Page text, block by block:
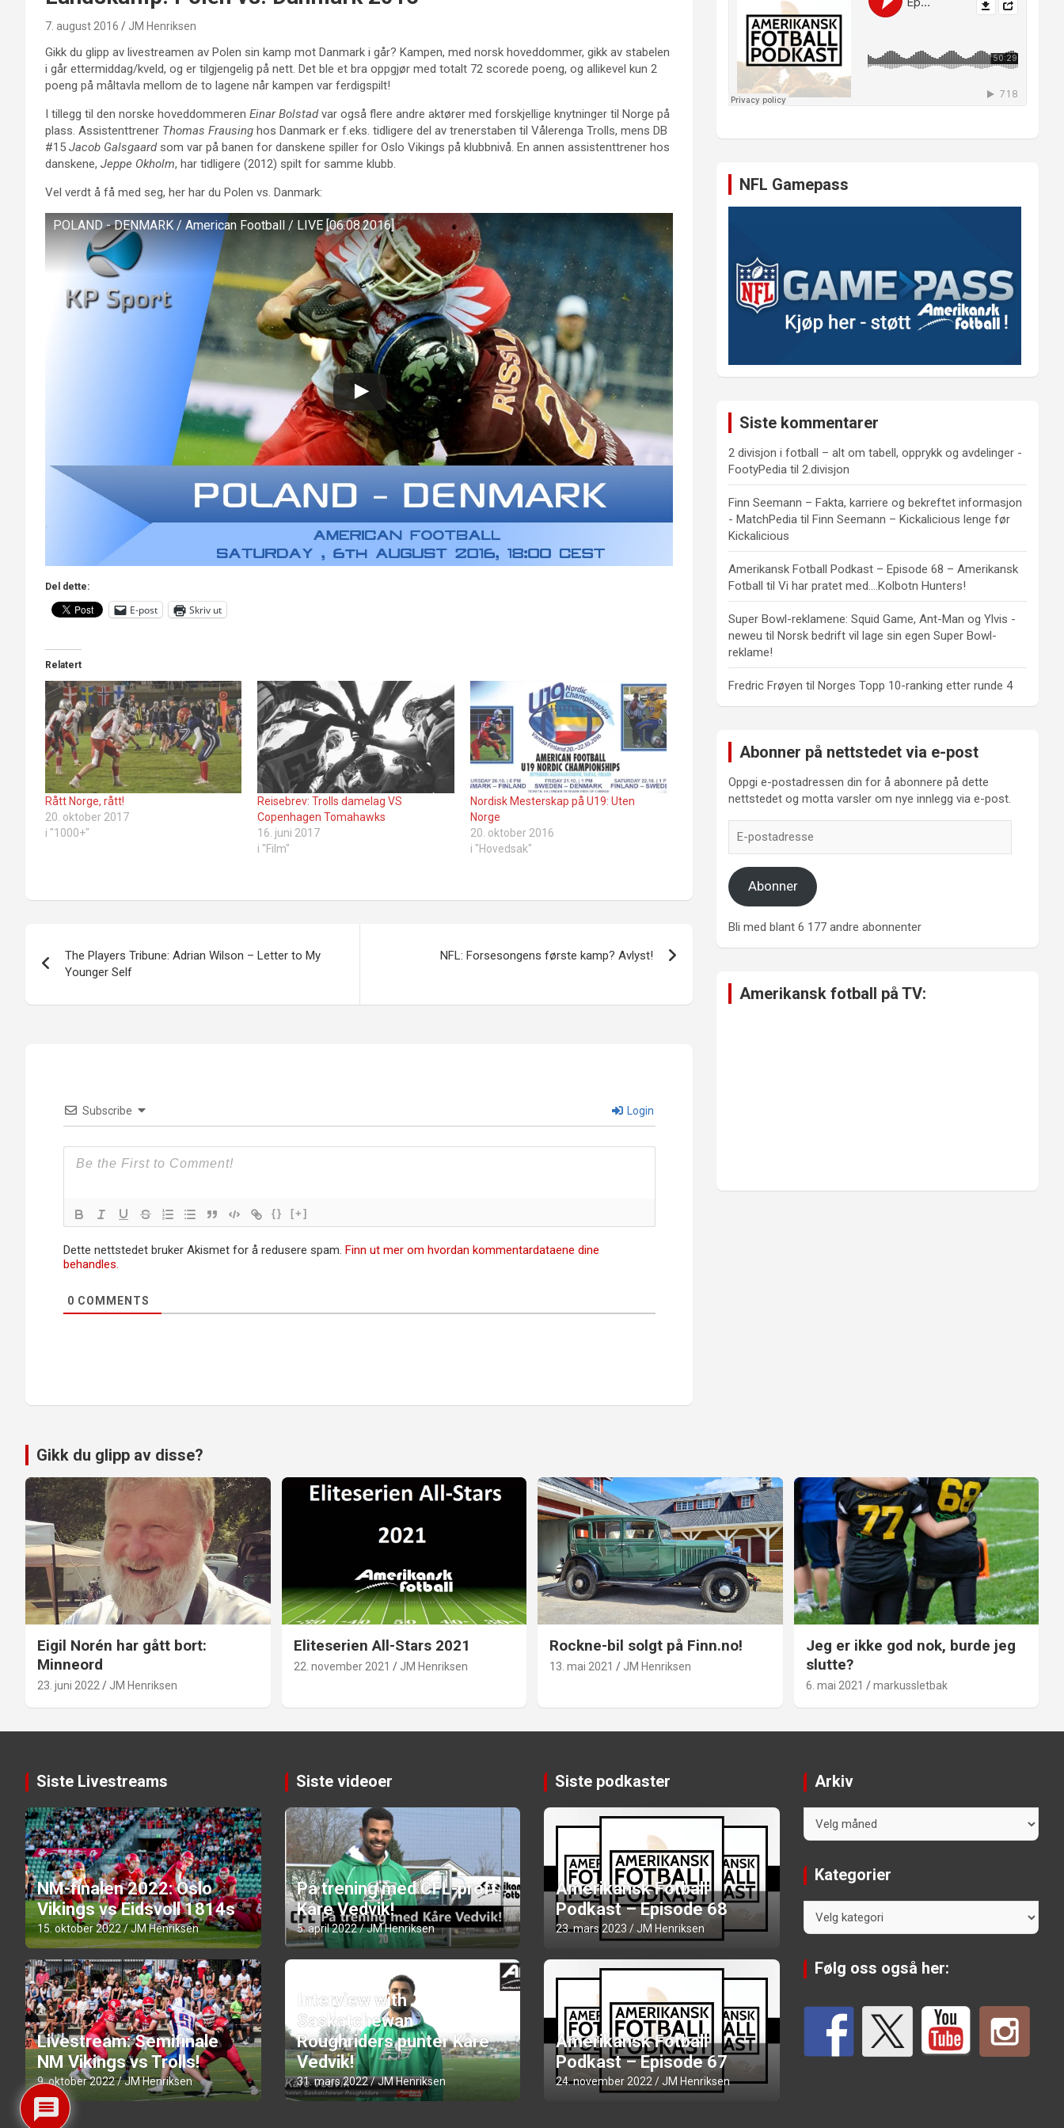
7. august 2016 JM Henriksen
Gikk du glipp av livestreamen av Polen sin kamp mot Danmark i går? Kampen, med norsk hoveddommer, gikk av stabelen
i går ettermiddag/kveld, og er tilgjengelig på nett. Det ble et bra oppgjør med totalt 72 scorede poeng, og allikevel kun 2
poeng på måltavla mellom de to lagene når kampen var ferdigspilt!
I tillegg til den norske hoveddommeren Einar Bolstadvar også flere andre aktører med forskjellige knytninger til Norge på
plass. Assistenttrener Thomas Frausing hos Danmark er f.eks. tidligere del av trenerstaben til Vålerenga Trolls, mens DB
#15 Jacob Galsgaardsom var på banen for danskene spiller for Oslo Vikings på klubbnivå. En annen assistenttrener hos
danskene, Jeppe Okholm, har tidligere (2012) spilt for samme klubb.
Vel verdt å få med seg, her har du Polen vs. Danmark:
POLAND - DENMARK / American Football / LIVE [06.08.2016]
Del dette:
E-post Skriv ut
Relatert
Rått Norge, rått!
20. oktober 2017
i "1000+"
Reisebrev: Trolls damelag VS
Copenhagen Tomahawks
16. juni 2017
i "Film"
Nordisk Mesterskap på U19: Uten
Norge
20. oktober 2016
i "Hovedsak"
The Players Tribune: Adrian Wilson – Letter to My
Younger Self
NFL: Forsesongens første kamp? Avlyst!
Subscribe Login
{} [+]
Dette nettstedet bruker Akismet for å redusere spam. Finn ut mer om hvordan kommentardataene dine
behandles.
0 COMMENTS
NFL Gamepass
Siste kommentarer
2 divisjon i fotball – alt om tabell, opprykk og avdelinger -
FootyPedia til2.divisjon
Finn Seemann – Fakta, karriere og bekreftet informasjon
- MatchPedia tilFinn Seemann – Kickalicious lenge før
Kickalicious
Amerikansk Fotball Podkast – Episode 68 – Amerikansk
Fotball tilVi har pratet med….Kolbotn Hunters!
Super Bowl-reklamene: Squid Game, Ant-Man og Ylvis -
neweu tilNorsk bedrift vil lage sin egen Super Bowl-
reklame!
Fredric Frøyen tilNorges Topp 10-ranking etter runde 4
Abonner på nettstedet via e-post
Oppgi e-postadressen din for å abonnere på dette
nettstedet og motta varsler om nye innlegg via e-post.
postadresse
Abonner
Bli med blant 6 177 andre abonnenter
Amerikansk fotball på TV:
Gikk du glipp av disse?
Eigil Norén har gått bort:
Minneord
23. juni 2022 JM Henriksen
Eliteserien All-Stars 2021
22. november 2021 JM Henriksen
Rockne-bil solgt på Finn.no!
13. mai 2021 JM Henriksen
Jeg er ikke god nok, burde jeg
slutte?
6. mai 2021 markussletbak
Siste Livestreams
NM-finalen 2022: Oslo
Vikings vs Eidsvoll 1814s
15. oktober 2022 JM Henriksen
Livestream: Semifinale
NM Vikings vs Trolls!
9. oktober 2022 JM Henriksen
Siste videoer
På trening med CFL-proff
Kåre Vedvik!
5. april 2022 JM Henriksen
Interview with
Saskatchewan
Roughriders punter Kåre
Vedvik!
31. mars 2022 JM Henriksen
Siste podkaster
Amerikansk Fotball
Podkast – Episode 68
23. mars 2023 JM Henriksen
Amerikansk Fotball
Podkast – Episode 67
24. november 2022 JM Henriksen
Arkiv
Kategorier
Følg oss også her: